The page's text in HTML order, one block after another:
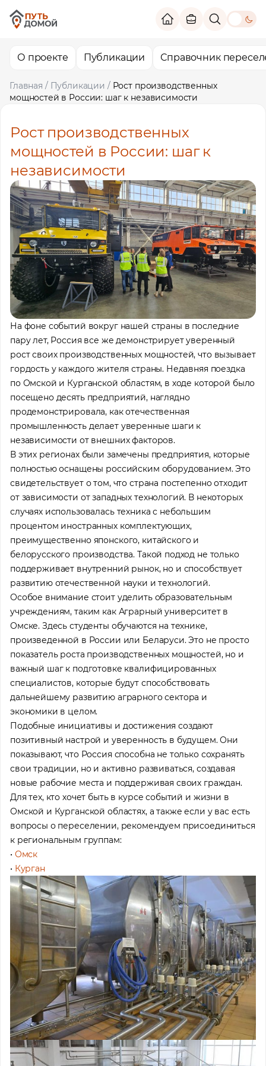
theme
О проекте Публикации Справочник
Главная / Публикации / Рост производственных
мощностей в России: шаг к независимости
Рост производственных
мощностей в России: шаг к
независимости
На фоне событий вокруг нашей страны в последние
пару лет, Россия все же демонстрирует уверенный
рост своих производственных мощностей, что вызывает
гордость у каждого жителя страны. Недавняя поездка
по Омской и Курганской областям, в ходе которой было
посещено десять предприятий, наглядно
продемонстрировала, как отечественная
промышленность делает уверенные шаги к
независимости от внешних факторов.
В этих регионах были замечены предприятия, которые
полностью оснащены российским оборудованием. Это
свидетельствует о том, что страна постепенно отходит
от зависимости от западных технологий. В некоторых
случаях использовалась техника с небольшим
процентом иностранных комплектующих,
преимущественно японского, китайского и
белорусского производства. Такой подход не только
поддерживает внутренний рынок, но и способствует
развитию отечественной науки и технологий.
Особое внимание стоит уделить образовательным
учреждениям, таким как Аграрный университет в
Омске. Здесь студенты обучаются на технике,
произведенной в России или Беларуси. Это не просто
показатель роста производственных мощностей, но и
важный шаг к подготовке квалифицированных
специалистов, которые будут способствовать
дальнейшему развитию аграрного сектора и
экономики в целом.
Подобные инициативы и достижения создают
позитивный настрой и уверенность в будущем. Они
показывают, что Россия способна не только сохранять
свои традиции, но и активно развиваться, создавая
новые рабочие места и поддерживая своих граждан.
Для тех, кто хочет быть в курсе событий и жизни в
Омской и Курганской областях, а также если у вас есть
вопросы о переселении, рекомендуем присоединиться
к региональным группам:
• Омск
• Курган